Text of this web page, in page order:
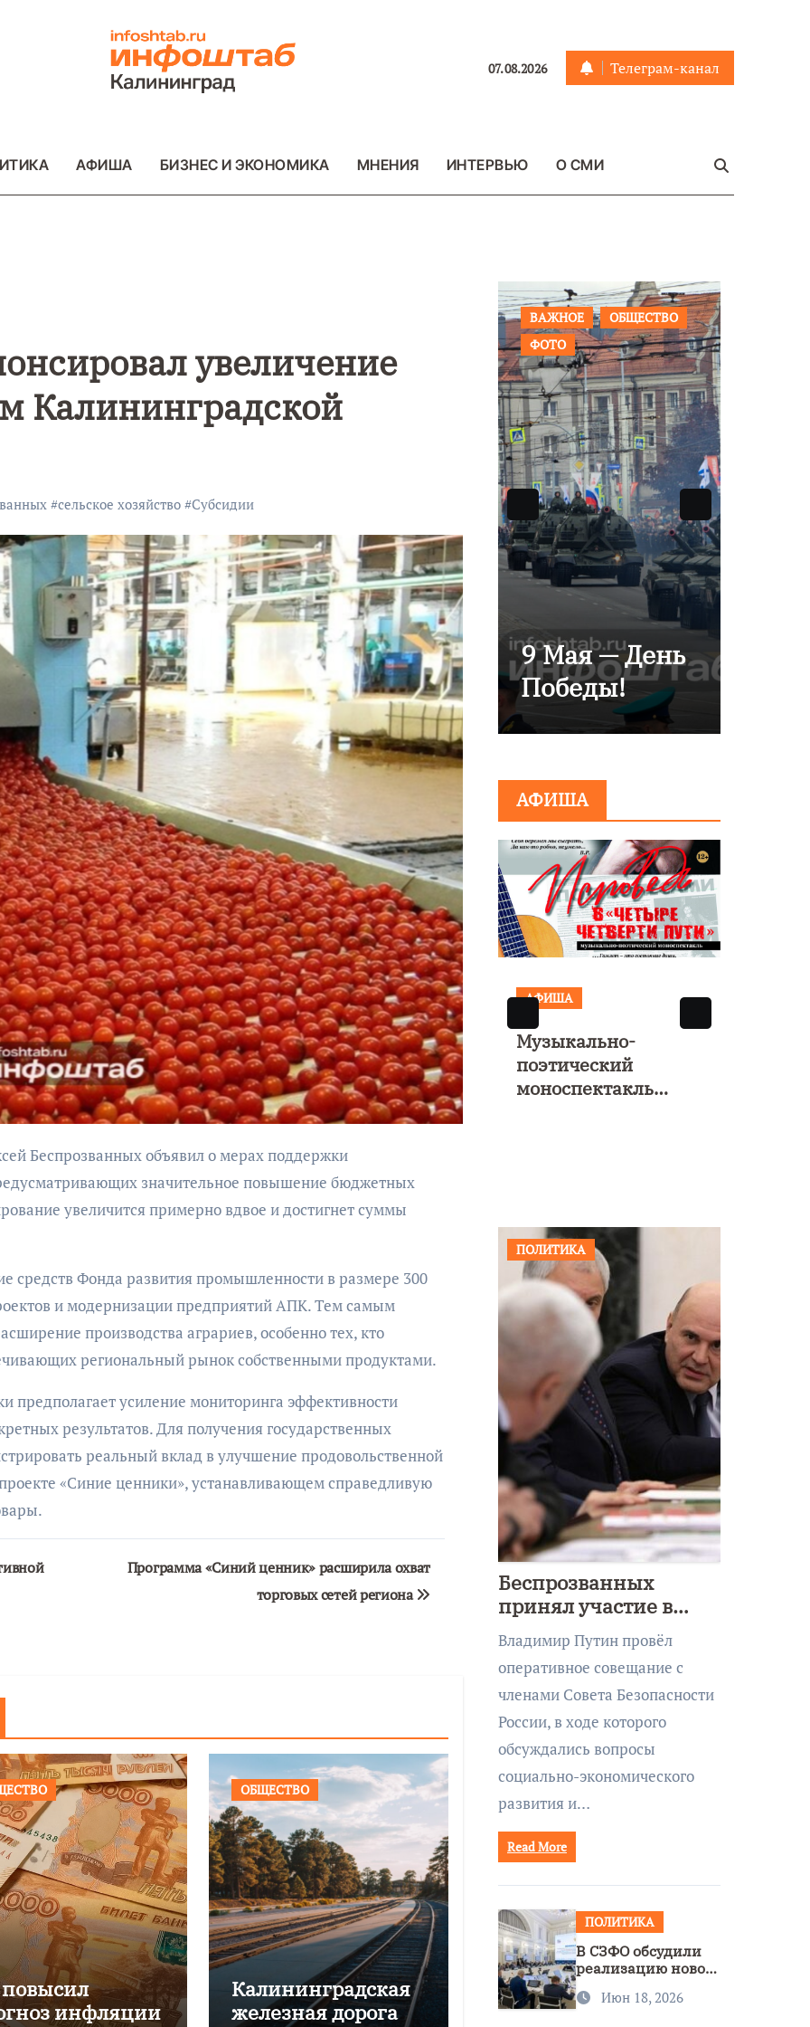
07.08.2026 Телеграм-канал
АФИША БИЗНЕС И ЭКОНОМИКА МНЕНИЯ ИНТЕРВЬЮ О СМИ
увеличение
Калининградской
#сельское хозяйство #Субсидии
значительное повышение бюджетных
увеличится примерно вдвое и достигнет суммы
Фонда развития промышленности в размере 300
и модернизации предприятий АПК. Тем самым
производства аграриев, особенно тех, кто
региональный рынок собственными продуктами.
предполагает усиление мониторинга эффективности
результатов. Для получения государственных
реальный вклад в улучшение продовольственной
«Синие ценники», устанавливающем справедливую
Программа «Синий ценник» расширила охват
торговых сетей региона
инфляции
ОБЩЕСТВО
Калининградская
железная дорога
в
за
о
В
Калининград
е отметили
80-летие
компании
«Россети
Янтарь»
ОБЩЕСТВО
9 Мая — День
Победы!
ВАЖНОЕ
ОБЩЕСТВО
ФОТО
Уникальное
северное
сияние
запечатлели
АФИША
АФИША
Выставка «Морской
роман под парусом»
откроется 28 ноября
в Калининграде
АФИША
Музыкально-
поэтический
моноспектакль
«Исповедь в четыре
АФИША
ОБЩЕСТВО
поддержал
ПОЛИТИКА
Беспрозванных
принял участие в
совещании Совбеза
под руководством
Путина
Владимир Путин провёл
оперативное совещание с
членами Совета Безопасности
России, в ходе которого
обсуждались вопросы
социально-экономического
развития и…
Read More
ПОЛИТИКА
В СЗФО обсудили
реализацию новой
нацполитики
Июн 18, 2026